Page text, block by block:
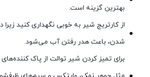
بهترین گزینه است.
از کارتریج شیر به خوبی نگهداری کنید
شدن، باعث هدر رفتن آب می‌شود.
برای تمیز کردن شیر توالت از پاک